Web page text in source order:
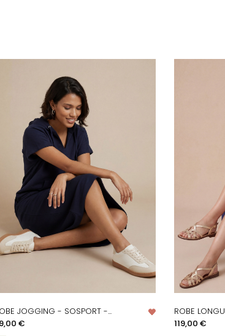
JOGGING - SOSPORT -...
€
ROBE
Prix
119,00 €